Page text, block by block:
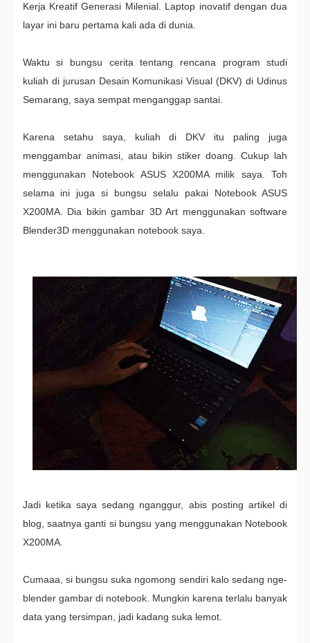
Kerja Kreatif Generasi Milenial. Laptop inovatif dengan dua
layar ini baru pertama kali ada di dunia.
Waktu si bungsu cerita tentang rencana program studi
kuliah di jurusan Desain Komunikasi Visual (DKV) di Udinus
Semarang, saya sempat menganggap santai.
Karena setahu saya, kuliah di DKV itu paling juga
menggambar animasi, atau bikin stiker doang. Cukup lah
menggunakan Notebook ASUS X200MA milik saya. Toh
selama ini juga si bungsu selalu pakai Notebook ASUS
X200MA. Dia bikin gambar 3D Art menggunakan software
Blender3D menggunakan notebook saya.
Jadi ketika saya sedang nganggur, abis posting artikel di
blog, saatnya ganti si bungsu yang menggunakan Notebook
X200MA.
Cumaaa, si bungsu suka ngomong sendiri kalo sedang nge-
blender gambar di notebook. Mungkin karena terlalu banyak
data yang tersimpan, jadi kadang suka lemot.